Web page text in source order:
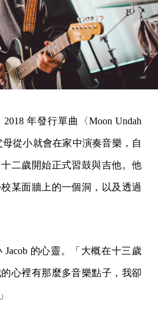
年發行單曲〈Moon Undah
母從小就會在家中演奏音樂，自
二歲開始正式習鼓與吉他。他
某面牆上的一個洞，以及透過
的心靈。「大概在十三歲
心裡有那麼多音樂點子，我卻